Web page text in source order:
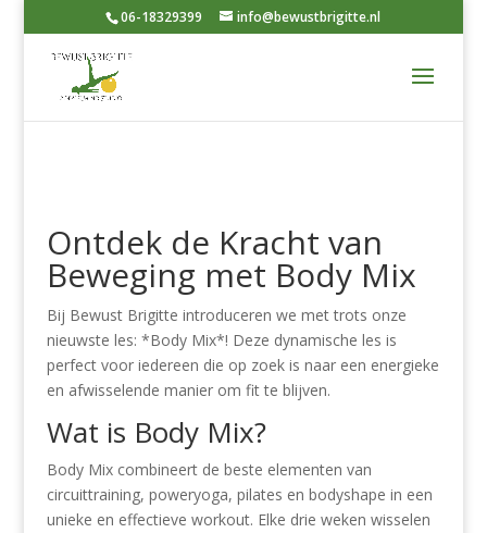
06-18329399 info@bewustbrigitte.nl
Ontdek de Kracht van
Beweging met Body Mix
Bij Bewust Brigitte introduceren we met trots onze
nieuwste les: *Body Mix*! Deze dynamische les is
perfect voor iedereen die op zoek is naar een energieke
en afwisselende manier om fit te blijven.
Wat is Body Mix?
Body Mix combineert de beste elementen van
circuittraining, poweryoga, pilates en bodyshape in een
unieke en effectieve workout. Elke drie weken wisselen